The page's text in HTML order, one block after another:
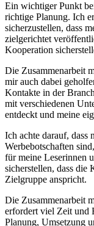
Ein wichtiger Punkt
richtige Planung. Ich
sicherzustellen, ‍dass
zielgerichtet
Kooperation
Die‍ Zusammenarbeit
mir auch ‍dabei
Kontakte in ⁣der‍
mit verschiedenen
entdeckt⁤ und meine
Ich achte darauf, dass
Werbebotschaften
für meine‌ Leserinnen⁢
sicherstellen, dass ⁣die
‍Zielgruppe anspricht.
Die Zusammenarbeit⁣
erfordert viel Zeit und
Planung, Umsetzung